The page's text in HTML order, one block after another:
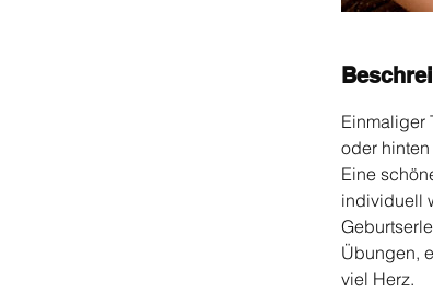
Einmaliger
oder
Eine
individuell
Übungen,
viel Herz.